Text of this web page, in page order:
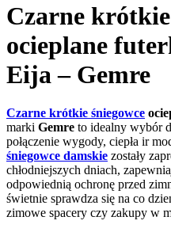
Czarne
ocieplane
Eija – Gemre
Czarne krótkie śniegowce
marki Gemre to idealny wybór
połączenie wygody, ciepła ir
śniegowce damskie zostały
chłodniejszych dniach,
odpowiednią ochronę przed
świetnie sprawdza się na co
zimowe spacery czy zakupy w